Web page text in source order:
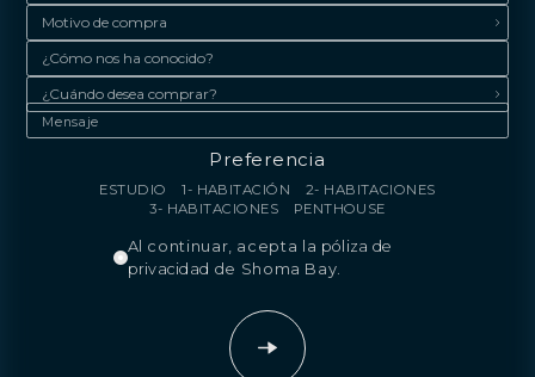
Preferencia
ESTUDIO 1- HABITACIÓN
2- HABITACIONES
3- HABITACIONES
PENTHOUSE
Al continuar, acepta la póliza de
privacidad de Shoma Bay.